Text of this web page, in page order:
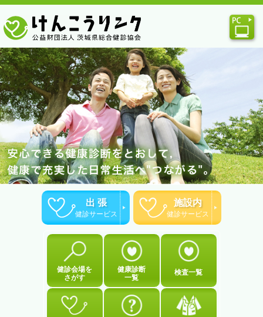
出 張
健診サービス
施設内
健診サービス
健診会場を
さがす
健康診断
一覧
検査一覧